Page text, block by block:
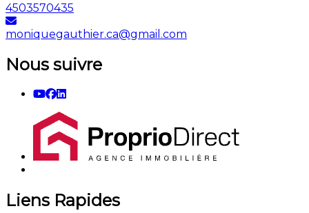
4503570435
moniquegauthier.ca@gmail.com
Nous suivre
Liens Rapides